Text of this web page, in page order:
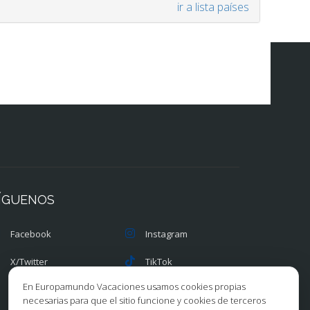
ir a lista países
Facebook
X/Twitter
Blog
Instagram
TikTok
Youtube
En Europamundo Vacaciones usamos cookies propias
necesarias para que el sitio funcione y cookies de terceros